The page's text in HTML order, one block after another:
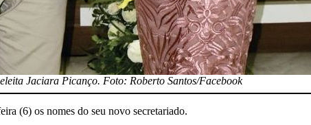
Jaciara Picanço. Foto: Roberto Santos/Facebook
(6) os nomes do seu novo secretariado.